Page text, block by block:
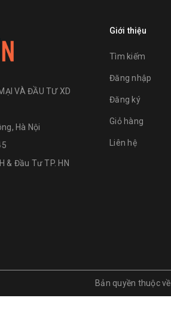
VÀ ĐẦU TƯ XD
Hà Nội
& Đầu Tư TP. HN
Giới thiệu
Tìm kiếm
Đăng nhập
Đăng ký
Giỏ hàng
Liên hệ
Bản quyền thuộc về